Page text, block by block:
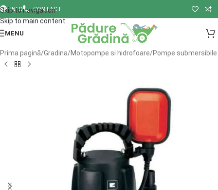
Skip to navigation
Skip to main content
INFO CONTACT
MENU
Prima pagină/Gradina/Motopompe si hidrofoare/Pompe submersibile